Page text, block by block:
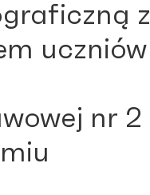
z
uczniów
nr 2